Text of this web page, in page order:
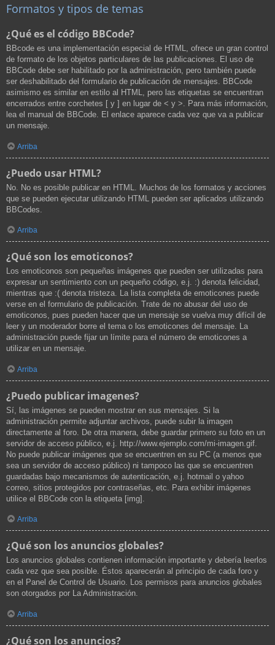
Formatos y tipos de temas
¿Qué es el código BBCode?
BBcode es una implementación especial de HTML, ofrece un gran control
de formato de los objetos particulares de las publicaciones. El uso de
BBCode debe ser habilitado por la administración, pero también puede
ser deshabilitado del formulario de publicación de mensajes. BBCode
asimismo es similar en estilo al HTML, pero las etiquetas se encuentran
encerrados entre corchetes [ y ] en lugar de < y >. Para más información,
lea el manual de BBCode. El enlace aparece cada vez que va a publicar
un mensaje.
Arriba
¿Puedo usar HTML?
No. No es posible publicar en HTML. Muchos de los formatos y acciones
que se pueden ejecutar utilizando HTML pueden ser aplicados utilizando
BBCodes.
Arriba
¿Qué son los emoticonos?
Los emoticonos son pequeñas imágenes que pueden ser utilizadas para
expresar un sentimiento con un pequeño código, e.j. :) denota felicidad,
mientras que :( denota tristeza. La lista completa de emoticones puede
verse en el formulario de publicación. Trate de no abusar del uso de
emoticonos, pues pueden hacer que un mensaje se vuelva muy difícil de
leer y un moderador borre el tema o los emoticones del mensaje. La
administración puede fijar un límite para el número de emoticones a
utilizar en un mensaje.
Arriba
¿Puedo publicar imagenes?
Sí, las imágenes se pueden mostrar en sus mensajes. Si la
administración permite adjuntar archivos, puede subir la imagen
directamente al foro. De otra manera, debe guardar primero su foto en un
servidor de acceso público, e.j. http://www.ejemplo.com/mi-imagen.gif.
No puede publicar imágenes que se encuentren en su PC (a menos que
sea un servidor de acceso público) ni tampoco las que se encuentren
guardadas bajo mecanismos de autenticación, e.j. hotmail o yahoo
correo, sitios protegidos por contraseñas, etc. Para exhibir imágenes
utilice el BBCode con la etiqueta [img].
Arriba
¿Qué son los anuncios globales?
Los anuncios globales contienen información importante y debería leerlos
cada vez que sea posible. Éstos aparecerán al principio de cada foro y
en el Panel de Control de Usuario. Los permisos para anuncios globales
son otorgados por La Administración.
Arriba
¿Qué son los anuncios?